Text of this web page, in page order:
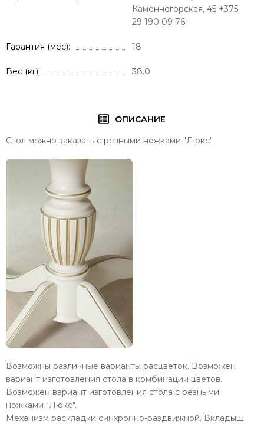
Каменногорская, 45 +375
29 190 09 76
Гарантия (мес) 18
Вес (кг) 38.0
ОПИСАНИЕ
Стол можно заказать с резными ножками "Люкс"
Возможны различные варианты расцветок. Возможен
вариант изготовления стола в комбинации цветов.
Возможен вариант изготовления стола с резными
ножками "Люкс".
Механизм раскладки синхронно-раздвижной. Вкладыш